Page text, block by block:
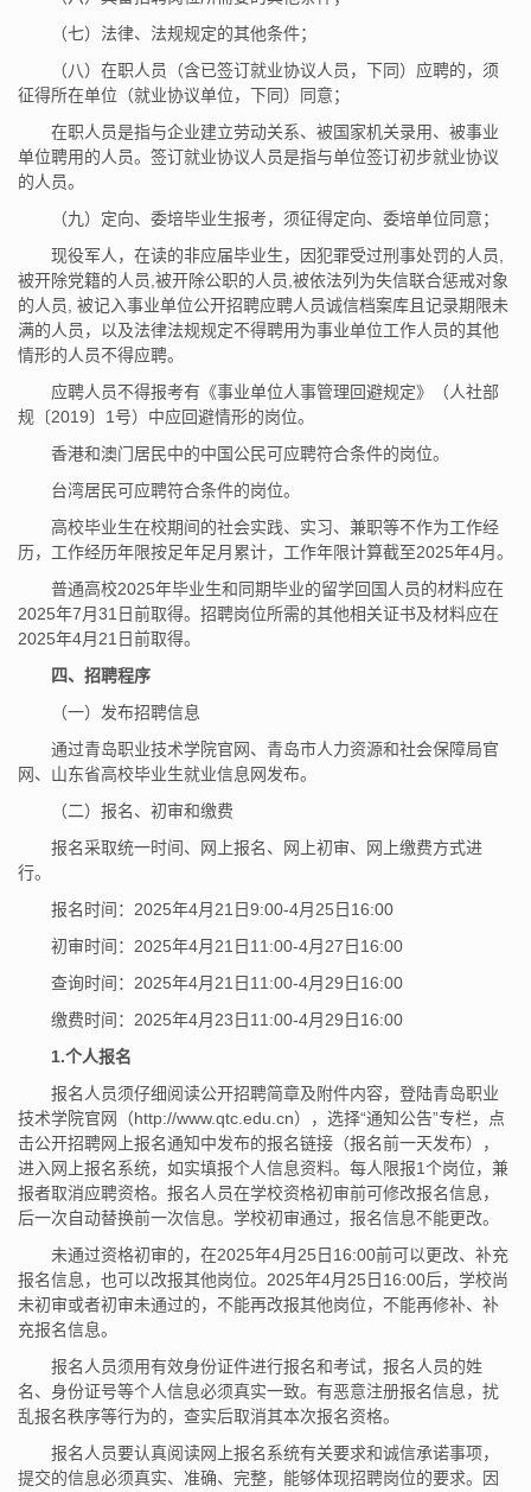
（七）法律、法规规定的其他条件；
（八）在职人员（含已签订就业协议人员，下同）应聘的，须
征得所在单位（就业协议单位，下同）同意；
在职人员是指与企业建立劳动关系、被国家机关录用、被事业
单位聘用的人员。签订就业协议人员是指与单位签订初步就业协议
的人员。
（九）定向、委培毕业生报考，须征得定向、委培单位同意；
现役军人，在读的非应届毕业生，因犯罪受过刑事处罚的人员,
被开除党籍的人员,被开除公职的人员,被依法列为失信联合惩戒对象
的人员, 被记入事业单位公开招聘应聘人员诚信档案库且记录期限未
满的人员，以及法律法规规定不得聘用为事业单位工作人员的其他
情形的人员不得应聘。
应聘人员不得报考有《事业单位人事管理回避规定》（人社部
规〔2019〕1号）中应回避情形的岗位。
香港和澳门居民中的中国公民可应聘符合条件的岗位。
台湾居民可应聘符合条件的岗位。
高校毕业生在校期间的社会实践、实习、兼职等不作为工作经
历，工作经历年限按足年足月累计，工作年限计算截至2025年4月。
普通高校2025年毕业生和同期毕业的留学回国人员的材料应在
2025年7月31日前取得。招聘岗位所需的其他相关证书及材料应在
2025年4月21日前取得。
四、招聘程序
（一）发布招聘信息
通过青岛职业技术学院官网、青岛市人力资源和社会保障局官
网、山东省高校毕业生就业信息网发布。
（二）报名、初审和缴费
报名采取统一时间、网上报名、网上初审、网上缴费方式进
行。
报名时间：2025年4月21日9:00-4月25日16:00
初审时间：2025年4月21日11:00-4月27日16:00
查询时间：2025年4月21日11:00-4月29日16:00
缴费时间：2025年4月23日11:00-4月29日16:00
1.个人报名
报名人员须仔细阅读公开招聘简章及附件内容，登陆青岛职业
技术学院官网（http://www.qtc.edu.cn），选择“通知公告”专栏，点
击公开招聘网上报名通知中发布的报名链接（报名前一天发布），
进入网上报名系统，如实填报个人信息资料。每人限报1个岗位，兼
报者取消应聘资格。报名人员在学校资格初审前可修改报名信息，
后一次自动替换前一次信息。学校初审通过，报名信息不能更改。
未通过资格初审的，在2025年4月25日16:00前可以更改、补充
报名信息，也可以改报其他岗位。2025年4月25日16:00后，学校尚
未初审或者初审未通过的，不能再改报其他岗位，不能再修补、补
充报名信息。
报名人员须用有效身份证件进行报名和考试，报名人员的姓
名、身份证号等个人信息必须真实一致。有恶意注册报名信息，扰
乱报名秩序等行为的，查实后取消其本次报名资格。
报名人员要认真阅读网上报名系统有关要求和诚信承诺事项，
提交的信息必须真实、准确、完整，能够体现招聘岗位的要求。因